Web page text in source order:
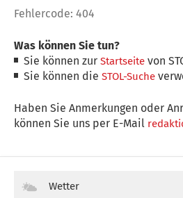
Fehlercode: 404
Was können Sie tun?
Sie können zurStartseite von
Sie können dieSTOL-Suche
Haben Sie Anmerkungen oder
können Sie uns per E-Mail
Wetter